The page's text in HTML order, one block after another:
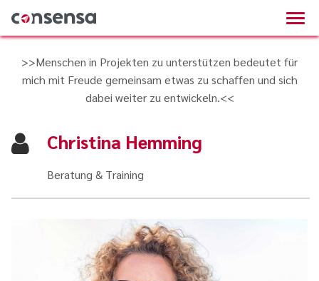
>>Menschen in Projekten zu unterstützen bedeutet für
mich mit Freude gemeinsam etwas zu schaffen und sich
dabei weiter zu entwickeln.<<
Christina Hemming
Beratung & Training